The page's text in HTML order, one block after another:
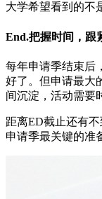
大学希望看到的不
End.把握时间，跟
每年申请季结束后
好了。但申请最大
间沉淀，活动需要
距离ED截止还有
申请季最关键的准